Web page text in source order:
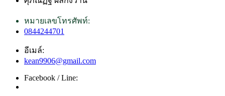
หมายเลขโทรศัพท์:
0844244701
อีเมล์:
kean9906@gmail.com
Facebook / Line: